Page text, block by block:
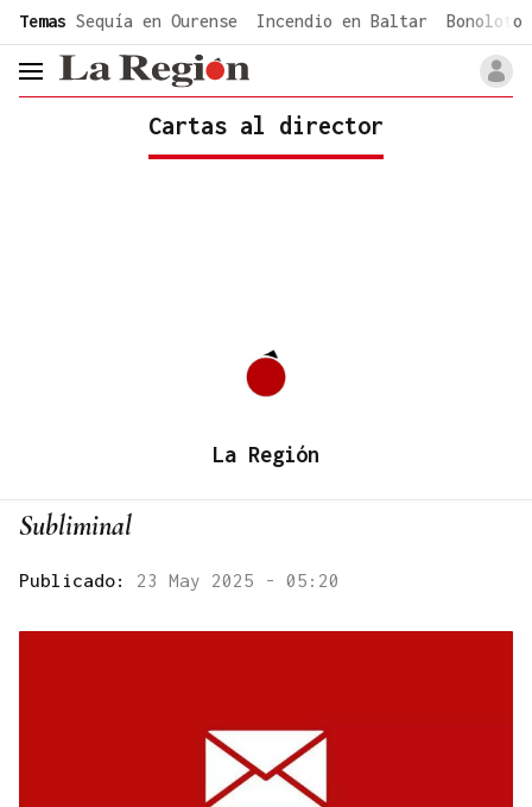
common.go-to-content
Temas Sequía en Ourense Incendio en Baltar Bonoloto
header.menu.open
Cartas al director
La Región
Subliminal
Publicado: 23 May 2025 - 05:20